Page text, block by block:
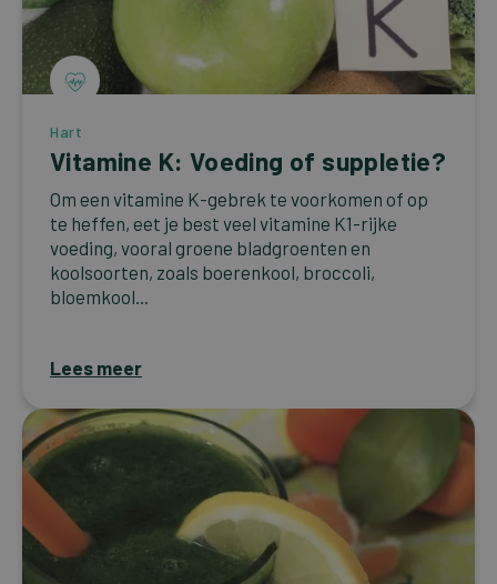
Hart
Vitamine K: Voeding of suppletie?
Om een vitamine K-gebrek te voorkomen of op
te heffen, eet je best veel vitamine K1-rijke
voeding, vooral groene bladgroenten en
koolsoorten, zoals boerenkool, broccoli,
bloemkool...
Lees meer